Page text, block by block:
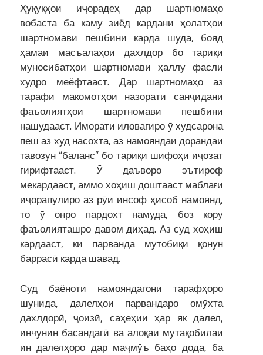
Ҳуқуқҳои иҷорадеҳ дар шартномаҳо
вобаста ба каму зиёд кардани ҳолатҳои
шартномави пешбини карда шуда, бояд
ҳамаи масъалаҳои дахлдор бо тариқи
муносибатҳои шартномави ҳаллу фасли
худро меёфтааст. Дар шартномаҳо аз
тарафи макомотҳои назорати санҷидани
фаъолиятҳои шартномави пешбини
нашудааст. Иморати иловагиро ӯ худсарона
пеш аз худ насохта, аз намояндаи дорандаи
тавозун “баланс” бо тариқи шифоҳи иҷозат
гирифтааст. Ӯ даъворо эътироф
мекардааст, аммо хоҳиш доштааст маблағи
иҷорапулиро аз рӯи инсоф ҳисоб намоянд,
то ӯ онро пардохт намуда, боз кору
фаъолияташро давом диҳад. Аз суд хоҳиш
кардааст, ки парванда мутобиқи қонун
баррасӣ карда шавад.
Суд баёноти намояндагони тарафҳоро
шунида, далелҳои парвандаро омӯхта
дахлдорӣ, ҷоизӣ, саҳеҳии ҳар як далел,
инчунин басандагӣ ва алоқаи мутақобилаи
ин далелҳоро дар маҷмӯъ баҳо дода, ба